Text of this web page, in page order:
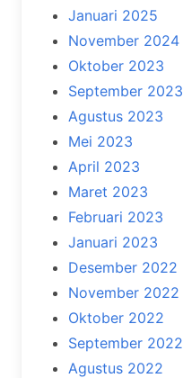
Januari 2025
November 2024
Oktober 2023
September 2023
Agustus 2023
Mei 2023
April 2023
Maret 2023
Februari 2023
Januari 2023
Desember 2022
November 2022
Oktober 2022
September 2022
Agustus 2022